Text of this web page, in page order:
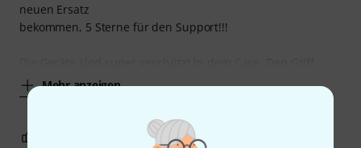
neuen Ersatz
bekommen, 5 Sterne für den Support!!!
Mehr anzeigen
BEWERTUNG MELDEN